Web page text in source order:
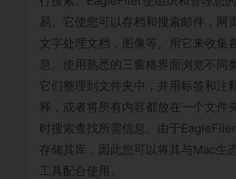
易。它使您可以存档和搜索邮件，网
文字处理文档，图像等。用它来收集
息。使用熟悉的三窗格界面浏览不同
它们整理到文件夹中，并用标签和注
释，或者将所有内容都放在一个文件
时搜索查找所需信息。由于
存储其库，因此您可以将其与Mac生
工具配合使用。